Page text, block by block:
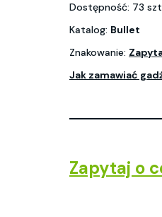
Dostępność: 73
Katalog: Bullet
Znakowanie:
Jak zamawiać
Zapytaj o